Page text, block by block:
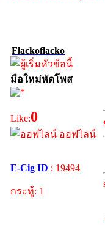
Flackoflacko
มือใหม่หัดโพส
Like:0
ออฟไลน์
E-Cig ID : 19494
กระทู้: 1